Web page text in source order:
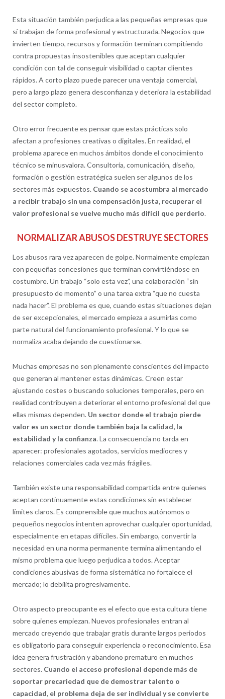
Esta situación también perjudica a las pequeñas empresas que
sí trabajan de forma profesional y estructurada. Negocios que
invierten tiempo, recursos y formación terminan compitiendo
contra propuestas insostenibles que aceptan cualquier
condición con tal de conseguir visibilidad o captar clientes
rápidos. A corto plazo puede parecer una ventaja comercial,
pero a largo plazo genera desconfianza y deteriora la estabilidad
del sector completo.
Otro error frecuente es pensar que estas prácticas solo
afectan a profesiones creativas o digitales. En realidad, el
problema aparece en muchos ámbitos donde el conocimiento
técnico se minusvalora. Consultoría, comunicación, diseño,
formación o gestión estratégica suelen ser algunos de los
sectores más expuestos. Cuando se acostumbra al mercado
a recibir trabajo sin una compensación justa, recuperar el
valor profesional se vuelve mucho más difícil que perderlo.
NORMALIZAR ABUSOS DESTRUYE SECTORES
Los abusos rara vez aparecen de golpe. Normalmente empiezan
con pequeñas concesiones que terminan convirtiéndose en
costumbre. Un trabajo “solo esta vez”, una colaboración “sin
presupuesto de momento” o una tarea extra “que no cuesta
nada hacer”. El problema es que, cuando estas situaciones dejan
de ser excepcionales, el mercado empieza a asumirlas como
parte natural del funcionamiento profesional. Y lo que se
normaliza acaba dejando de cuestionarse.
Muchas empresas no son plenamente conscientes del impacto
que generan al mantener estas dinámicas. Creen estar
ajustando costes o buscando soluciones temporales, pero en
realidad contribuyen a deteriorar el entorno profesional del que
ellas mismas dependen. Un sector donde el trabajo pierde
valor es un sector donde también baja la calidad, la
estabilidad y la confianza. La consecuencia no tarda en
aparecer: profesionales agotados, servicios mediocres y
relaciones comerciales cada vez más frágiles.
También existe una responsabilidad compartida entre quienes
aceptan continuamente estas condiciones sin establecer
límites claros. Es comprensible que muchos autónomos o
pequeños negocios intenten aprovechar cualquier oportunidad,
especialmente en etapas difíciles. Sin embargo, convertir la
necesidad en una norma permanente termina alimentando el
mismo problema que luego perjudica a todos. Aceptar
condiciones abusivas de forma sistemática no fortalece el
mercado; lo debilita progresivamente.
Otro aspecto preocupante es el efecto que esta cultura tiene
sobre quienes empiezan. Nuevos profesionales entran al
mercado creyendo que trabajar gratis durante largos periodos
es obligatorio para conseguir experiencia o reconocimiento. Esa
idea genera frustración y abandono prematuro en muchos
sectores. Cuando el acceso profesional depende más de
soportar precariedad que de demostrar talento o
capacidad, el problema deja de ser individual y se convierte